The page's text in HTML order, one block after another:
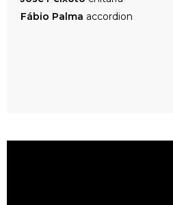
Fábio Palma accordion